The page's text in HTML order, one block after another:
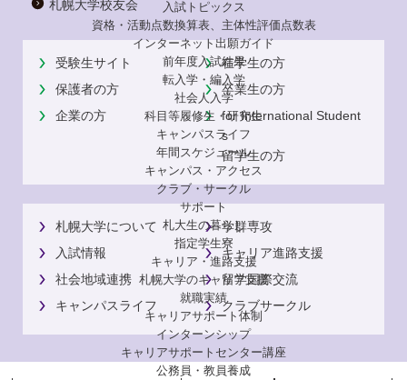
入試トピックス
資格・活動点数換算表、主体性評価点数表
インターネット出願ガイド
前年度入試結果
転入学・編入学
社会人入学
科目等履修生・研究生
キャンパスライフ
年間スケジュール
キャンパス・アクセス
クラブ・サークル
サポート
札大生の暮らし
指定学生寮
キャリア・進路支援
札幌大学のキャリア支援
就職実績
キャリアサポート体制
インターンシップ
キャリアサポートセンター講座
公務員・教員養成
札幌大学校友会
受験生サイト
在学生の方
保護者の方
卒業生の方
企業の方
for International Student
s
留学生の方
札幌大学について
学群専攻
入試情報
キャリア進路支援
社会地域連携
留学国際交流
キャンパスライフ
クラブサークル